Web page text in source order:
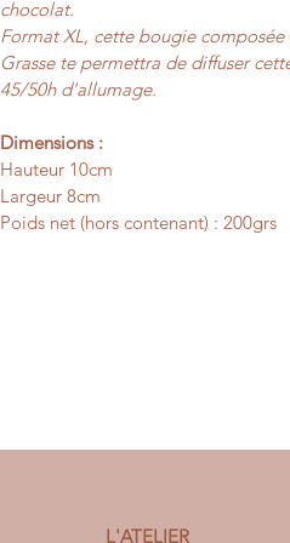
chocolat.
Format XL, cette bougie
Grasse te permettra de diffuser
45/50h d'allumage.
Dimensions :
Hauteur 10cm
Largeur 8cm
Poids net (hors contenant) : 200grs
L'ATELIER